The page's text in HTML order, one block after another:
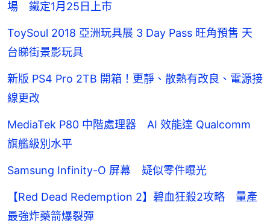
場 鐵定1月25日上市
ToySoul 2018 亞洲玩具展 3 Day Pass 旺角預售 天
台睇街景影玩具
新版 PS4 Pro 2TB 開箱！更靜、散熱有改良、電源接
線更改
MediaTek P80 中階處理器 AI 效能達 Qualcomm
旗艦級別水平
Samsung Infinity-O 屏幕 疑似零件曝光
【Red Dead Redemption 2】碧血狂殺2攻略 量產
最強炸藥箭爆裂彈